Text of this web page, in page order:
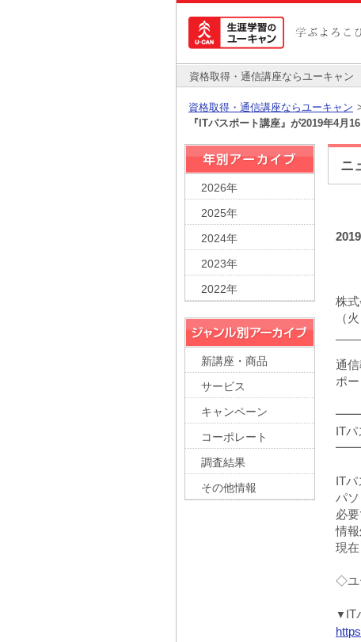
資格取得・通信講座ならユーキャン
資格取得・通信講座ならユーキャン
『ITパスポート講座』が2019年4月
ニ
株
（
通
ポ
ITパ
ITパ
パ
必
情
現
◇ユ
▼ IT
2026年
2025年
2024年
2023年
2022年
新講座・商品
サービス
キャンペーン
コーポレート
調査結果
その他情報